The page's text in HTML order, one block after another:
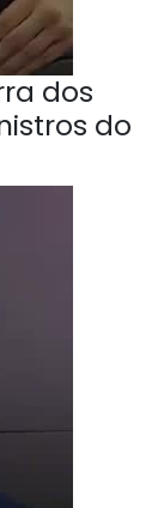
dos
do